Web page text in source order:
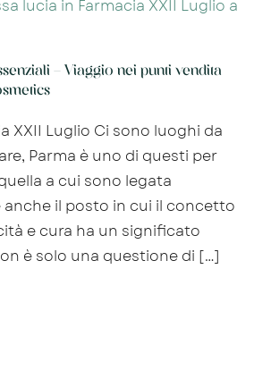
– Viaggio nei punti vendita
XXII Luglio Ci sono luoghi da
Parma è uno di questi per
a cui sono legata
il posto in cui il concetto
e cura ha un significato
è solo una questione di […]